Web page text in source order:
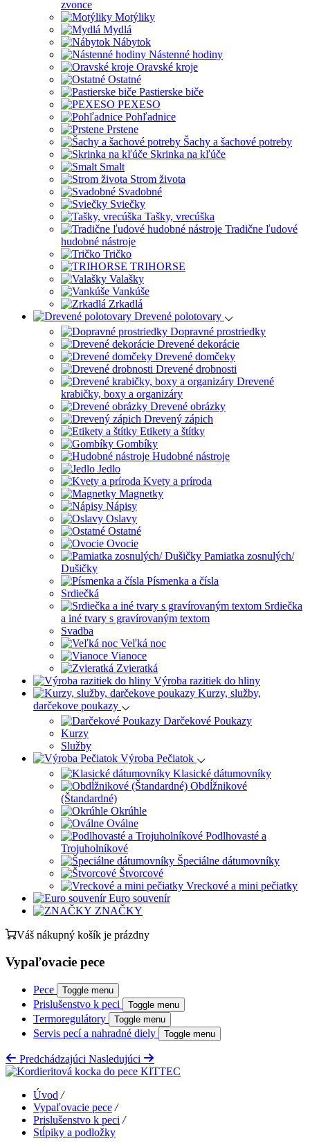
zvonce
Motýliky
Mydlá
Nábytok
Nástenné hodiny
Oravské kroje
Ostatné
Pastierske biče
PEXESO
Pohľadnice
Prstene
Šachy a šachové potreby
Skrinka na kľúče
Smalt
Strom života
Svadobné
Sviečky
Tašky, vrecúška
Tradične ľudové
hudobné nástroje
Tričko
TRIHORSE
Valašky
Vankúše
Zrkadlá
Drevené polotovary
Dopravné prostriedky
Drevené dekorácie
Drevené domčeky
Drevené drobnosti
Drevené
krabičky, boxy a organizáry
Drevené obrázky
Drevený zápich
Etikety a štítky
Gombíky
Hudobné nástroje
Jedlo
Kvety a príroda
Magnetky
Nápisy
Oslavy
Ostatné
Ovocie
Pamiatka zosnulých/
Dušičky
Písmenka a čísla
Srdiečká
Srdiečka
a iné tvary s gravírovaným textom
Svadba
Veľká noc
Vianoce
Zvieratká
Výroba razitiek do hliny
Kurzy, služby,
darčekove poukazy
Darčekové Poukazy
Kurzy
Služby
Výroba Pečiatok
Klasické dátumovníky
Obdĺžnikové
(Štandardné)
Okrúhle
Oválne
Podlhovasté a
Trojuholníkové
Špeciálne dátumovníky
Štvorcové
Vreckové a mini pečiatky
Euro souvenír
ZNAČKY
Váš nákupný košík je prázdny
Vypaľovacie pece
Pece Toggle menu
Prislušenstvo k peci Toggle menu
Termoregulátory Toggle menu
Servis pecí a nahradné diely Toggle menu
Predchádzajúci Nasledujúci
Úvod /
Vypaľovacie pece /
Prislušenstvo k peci /
Stĺpiky a podložky